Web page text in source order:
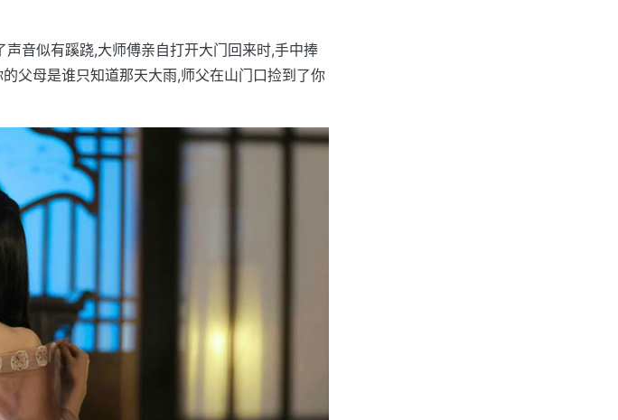
音似有蹊跷,大师傅亲自打开大门回来时,手中捧
父母是谁只知道那天大雨,师父在山门口捡到了你